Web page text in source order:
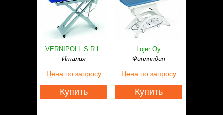
VERNIPOLL S.R.L.
Италия
Цена по запросу
Купить
Lojer Oy
Финляндия
Цена по запросу
Купить